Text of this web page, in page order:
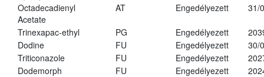
Octadecadienyl
Acetate
AT Engedélyezett 31/
Trinexapac-ethyl PG Engedélyezett
Dodine
FU Engedélyezett
30/
Triticonazole
FU Engedélyezett
Dodemorph
FU Engedélyezett